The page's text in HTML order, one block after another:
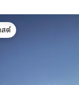
ที่สุด
สต์